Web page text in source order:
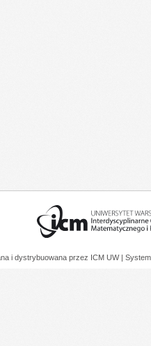
i dystrybuowana przez ICM UW |